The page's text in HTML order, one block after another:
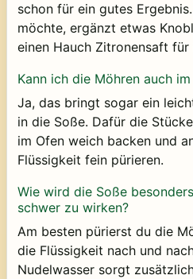
schon für ein gutes
möchte, ergänzt etwas
einen Hauch Zitronensaft
Kann ich die Möhren auch
Ja, das bringt sogar ein
in die Soße. Dafür die
im Ofen weich backen und
Flüssigkeit fein pürieren.
Wie wird die Soße
schwer zu wirken?
Am besten pürierst du die
die Flüssigkeit nach und
Nudelwasser sorgt